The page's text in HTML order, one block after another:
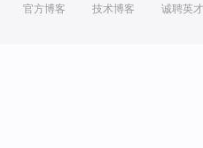
官方博客 技术博客 诚聘英才